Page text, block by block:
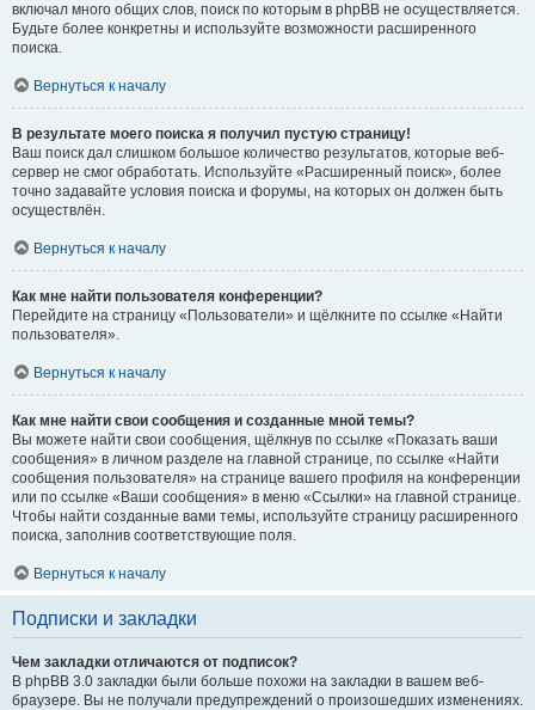
включал много общих слов, поиск по которым в phpBB не осуществляется.
Будьте более конкретны и используйте возможности расширенного
поиска.
Вернуться к началу
В результате моего поиска я получил пустую страницу!
Ваш поиск дал слишком большое количество результатов, которые веб-
сервер не смог обработать. Используйте «Расширенный поиск», более
точно задавайте условия поиска и форумы, на которых он должен быть
осуществлён.
Вернуться к началу
Как мне найти пользователя конференции?
Перейдите на страницу «Пользователи» и щёлкните по ссылке «Найти
пользователя».
Вернуться к началу
Как мне найти свои сообщения и созданные мной темы?
Вы можете найти свои сообщения, щёлкнув по ссылке «Показать ваши
сообщения» в личном разделе на главной странице, по ссылке «Найти
сообщения пользователя» на странице вашего профиля на конференции
или по ссылке «Ваши сообщения» в меню «Ссылки» на главной странице.
Чтобы найти созданные вами темы, используйте страницу расширенного
поиска, заполнив соответствующие поля.
Вернуться к началу
Подписки и закладки
Чем закладки отличаются от подписок?
В phpBB 3.0 закладки были больше похожи на закладки в вашем веб-
браузере. Вы не получали предупреждений о произошедших изменениях.